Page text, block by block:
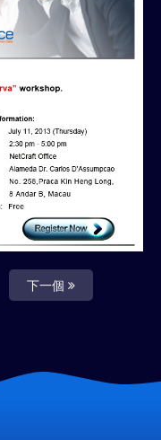
下一個